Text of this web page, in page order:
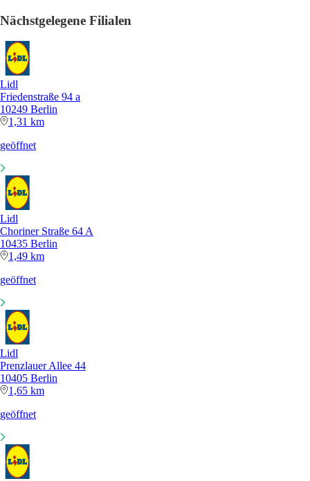
Nächstgelegene Filialen
Lidl
Friedenstraße 94 a
10249 Berlin
1,31 km
geöffnet
Lidl
Choriner Straße 64 A
10435 Berlin
1,49 km
geöffnet
Lidl
Prenzlauer Allee 44
10405 Berlin
1,65 km
geöffnet